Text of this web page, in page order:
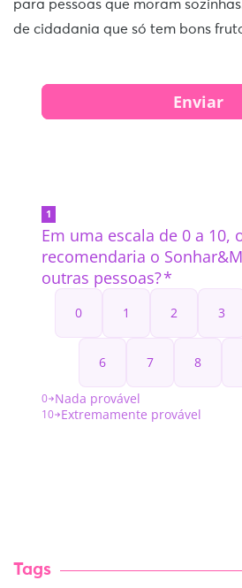
para pessoas que moram
de cidadania que só tem bons
Tags